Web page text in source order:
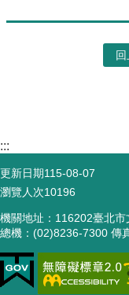
:::
更新日期115-08-07
瀏覽人次10196
機關地址：116202臺北
總機：(02)8236-7300 傳